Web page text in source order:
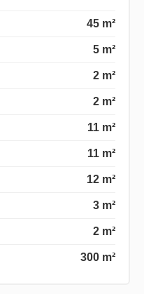
45 m²
5 m²
2 m²
2 m²
11 m²
11 m²
12 m²
3 m²
2 m²
300 m²